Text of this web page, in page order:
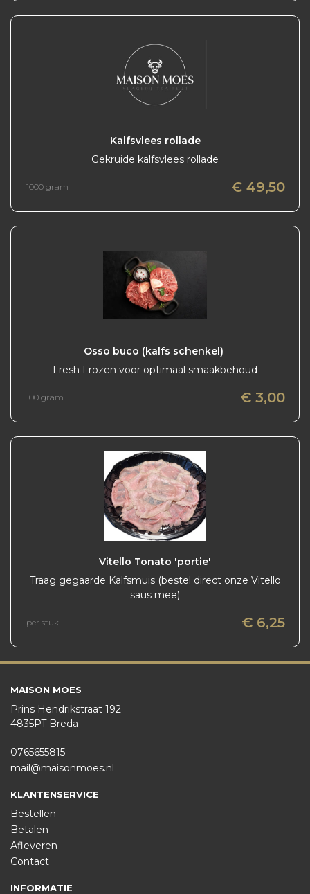
Kalfsvlees rollade
Gekruide kalfsvlees rollade
€ 49,50
1000 gram
Osso buco (kalfs schenkel)
Fresh Frozen voor optimaal smaakbehoud
€ 3,00
100 gram
Vitello Tonato 'portie'
Traag gegaarde Kalfsmuis (bestel direct onze Vitello
saus mee)
€ 6,25
per stuk
MAISON MOES
Prins Hendrikstraat 192
4835PT Breda
0765655815
mail@maisonmoes.nl
KLANTENSERVICE
Bestellen
Betalen
Afleveren
Contact
INFORMATIE